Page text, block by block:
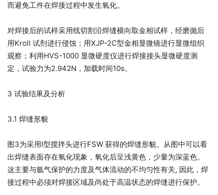
而避免工件在焊接过程中发生氧化。
对焊接后的试样采用线切割沿焊缝横向取金相试样，经磨抛后
用Kroll 试剂进行侵蚀；用XJP-2C型金相显微镜进行显微组织
观察；利用HVS-1000 显微硬度仪进行焊接接头显微硬度测
定，试验力为2.942N，加载时间10s。
3 试验结果及分析
3.1 焊缝形貌
图3为采用Ⅰ型搅拌头进行FSW 获得的焊缝形貌。从图中可以看
出焊缝表面存在氧化现象，氧化后呈浅黄色，少量为深蓝色。
这主要与氩气保护的力度及气体流动的不均匀性有关, 因此，焊
接过程中必须对焊接区域及尚处于高温状态的焊缝进行保护。